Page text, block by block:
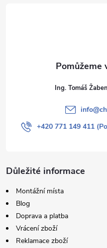
Ing. Tomáš
info@
+420 771 149 411
Důležité informace
Montážní místa
Blog
Doprava a platba
Vrácení zboží
Reklamace zboží